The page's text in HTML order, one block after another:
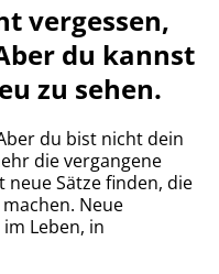
vergessen,
du kannst
zu sehen.
du bist nicht dein
die vergangene
neue Sätze finden, die
Neue
Leben, in